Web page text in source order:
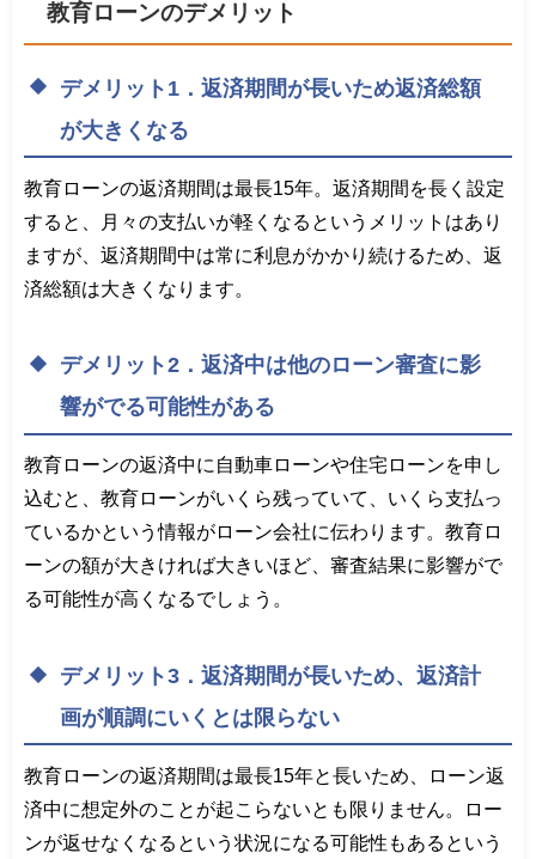
教育ローンのデメリット
デメリット1．返済期間が長いため返済総額
が大きくなる
教育ローンの返済期間は最長15年。返済期間を長く設定
すると、月々の支払いが軽くなるというメリットはあり
ますが、返済期間中は常に利息がかかり続けるため、返
済総額は大きくなります。
デメリット2．返済中は他のローン審査に影
響がでる可能性がある
教育ローンの返済中に自動車ローンや住宅ローンを申し
込むと、教育ローンがいくら残っていて、いくら支払っ
ているかという情報がローン会社に伝わります。教育ロ
ーンの額が大きければ大きいほど、審査結果に影響がで
る可能性が高くなるでしょう。
デメリット3．返済期間が長いため、返済計
画が順調にいくとは限らない
教育ローンの返済期間は最長15年と長いため、ローン返
済中に想定外のことが起こらないとも限りません。ロー
ンが返せなくなるという状況になる可能性もあるという